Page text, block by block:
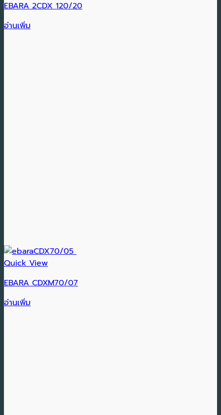
EBARA 2CDX 120/20
อ่านเพิ่ม
Quick View
EBARA CDXM70/07
อ่านเพิ่ม